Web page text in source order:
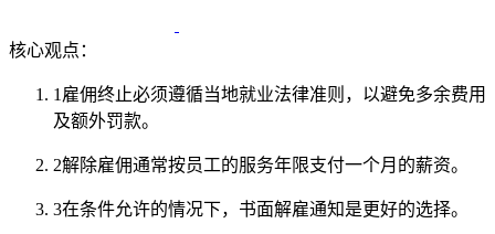
核心观点：
1 雇佣终止必须遵循当地就业法律准则，以避免多余费用
及额外罚款。
2解除雇佣通常按员工的服务年限支付一个月的薪资。
3在条件允许的情况下，书面解雇通知是更好的选择。